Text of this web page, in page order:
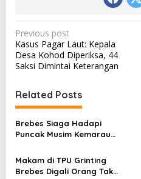
P
o
s
n
a
v
g
Previous post
Kasus Pagar Laut: Kepala
Desa Kohod Diperiksa, 44
Saksi Dimintai Keterangan
Related Posts
Brebes Siaga Hadapi
Puncak Musim Kemarau
Kesiapsiagaan Bencana dan
Karhutla
Makam di TPU Grinting
Brebes Digali Orang Tak